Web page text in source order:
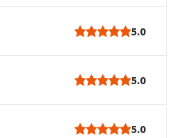
5.0
5.0
5.0